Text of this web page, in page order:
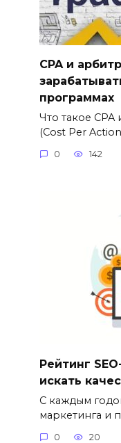
CPA и
программах
Что такое
(Cost Per
0 142
Рейтинг
искать
С каждым
маркетинга и
0 20